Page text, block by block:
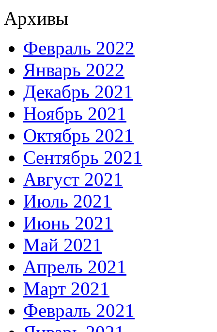
Архивы
Февраль 2022
Январь 2022
Декабрь 2021
Ноябрь 2021
Октябрь 2021
Сентябрь 2021
Август 2021
Июль 2021
Июнь 2021
Май 2021
Апрель 2021
Март 2021
Февраль 2021